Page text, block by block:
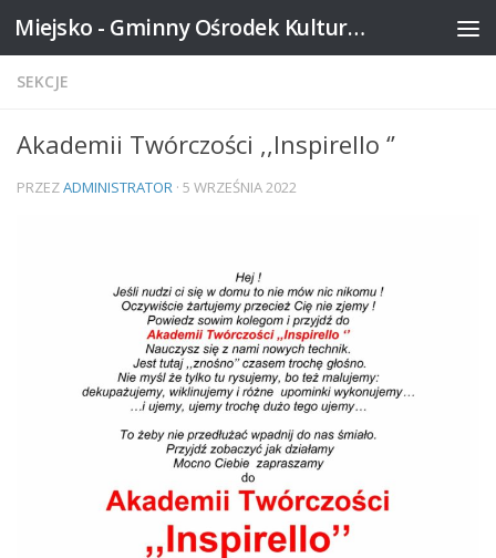
Skip to content Miejsko - Gminny Ośrodek Kultury w Mikstacie
SEKCJE
Akademii Twórczości ,,Inspirello ‘’
PRZEZADMINISTRATOR · 5 WRZEŚNIA 2022